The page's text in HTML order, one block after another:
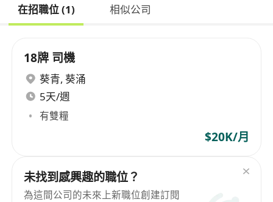
在招職位 (1) 相似公司
18牌 司機
葵青, 葵涌
5天/週
有雙糧
$20K/月
未找到感興趣的職位？
為這間公司的未來上新職位創建訂閱